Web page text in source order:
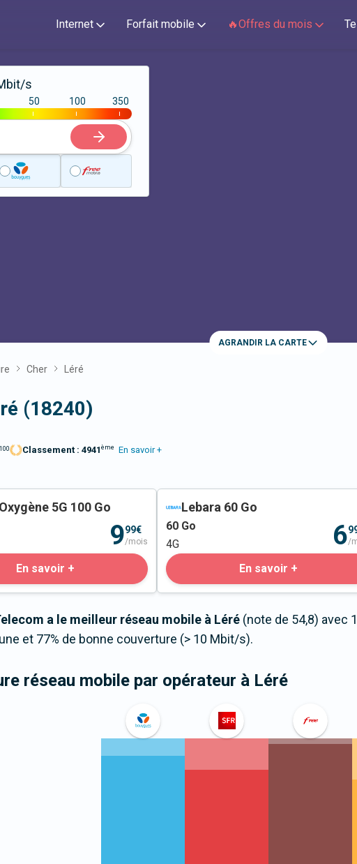
Internet Forfait mobile 🔥Offres du mois
s
|
50
|
100
|
350
AGRANDIR LA CARTE
Cher Léré
(18240)
Classement : 4941 ème En savoir +
5G 100 Go
999€
/mois
En savoir +
Lebara 60 Go
60 Go
4G
6/
En savoir +
a le meilleur réseau mobile à Léré (note de 54,8) avec
et 77% de bonne couverture (> 10 Mbit/s).
réseau mobile par opérateur à Léré